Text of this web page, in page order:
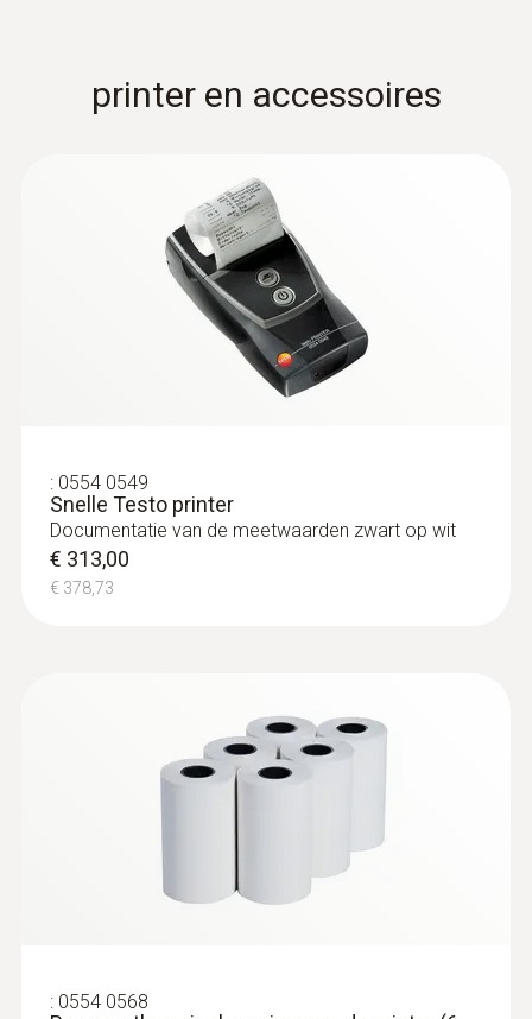
Hoge druksonde (RVS), zonder kabel, tot 30
printer en accessoires
: 0554 0549
Snelle Testo printer
Documentatie van de meetwaarden zwart op wit
€ 313,00
€ 378,73
: 0554 0568